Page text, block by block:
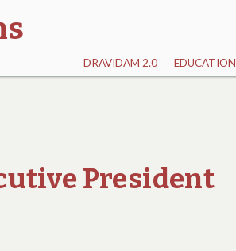
DRAVIDAM 2.0 EDUCATION
President